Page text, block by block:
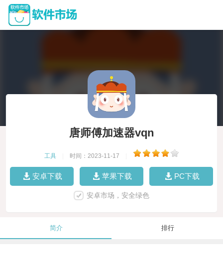
唐师傅加速器vqn
工具 时间：2023-11-17
安卓下载 苹果下载 PC下载
安卓市场，安全绿色
简介 排行